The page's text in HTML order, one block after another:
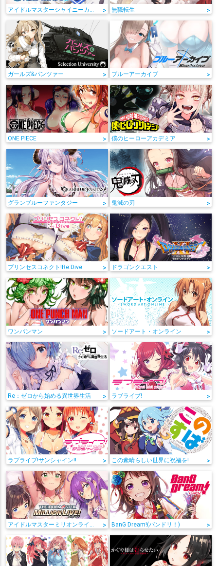
> 無職転生 >
ガールズ&パンツァー > ブルーアーカイブ >
ONE PIECE > 僕のヒーローアカデミア >
グランブルーファンタジー > 鬼滅の刃 >
プリンセスコネクト!Re:Dive > ドラゴンクエスト >
ワンパンマン > ソードアート・オンライン >
Re：ゼロから始める異世界生活 > ラブライブ! >
ラブライブ!サンシャイン!! > この素晴らしい世界に祝福を! >
アイドルマスターミリオンライブ! > BanG Dream!(バンドリ！) >